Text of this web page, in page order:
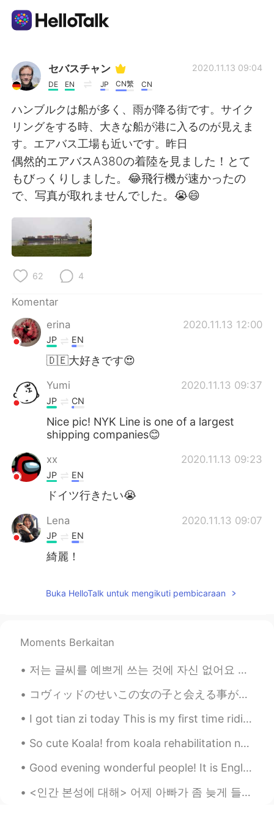
Aplikasi Pertukaran Bahasa
AI Grammar Checker
Indonesia
English 简体中文
繁體中文
العربية
Deutsch
한국어
ไทย
Türkçe Tiếng Việt
Português
セバスチャン
DE EN JP CN繁 CN
2020.11.13 09:04
ハンブルクは船が多く、雨が降る街です。サイク
リングをする時、大きな船が港に入るのが見えま
す。エアバス工場も近いです。昨日
偶然的エアバスA380の着陸を見ました！とて
もびっくりしました。😂飛行機が速かったの
で、写真が取れませんでした。😭😄
62 4
Komentar
erina
2020.11.13 12:00
JP EN
🇩🇪大好きです😍
Yumi 2020.11.13 09:37
JP CN
Nice pic! NYK Line is one of a largest
shipping companies😊
xx 2020.11.13 09:23
JP EN
ドイツ行きたい😭
Lena 2020.11.13 09:07
JP EN
綺麗！
Buka HelloTalk untuk mengikuti pembicaraan
Moments Berkaitan
저는 글씨를 예쁘게 쓰는 것에 자신 없어요 특히 저의 한국어 글씨는 초딩수준이라서 남한테 보여주기 좀 부끄러워요 그래도 발전하고 싶어서 한국어 폰트를 찾아보고 흉내내기로 했어...
コヴィッドのせいこの女の子と会える事が出来なかったので、今日ついに会って彼女はとても元気そうだった 🐕✨ Due to Covid I wasn’t able to meet with her,...
I got tian zi today This is my first time riding with official pen and paper I’m self study don’...
So cute Koala! from koala rehabilitation near my house, some parks I go, I have had a few wild en...
Good evening wonderful people! It is English speaking practice time. Send me a message if you w...
<인간 본성에 대해> 어제 아빠가 좀 늦게 들어와서 저는 엄마랑 먼저 저녁식사를 했어요 아빠가 혼자 먹기 싫다고 같이 있어주라고 달래서 아빠가 저녁 먹고 축구 보면서 제가 ...